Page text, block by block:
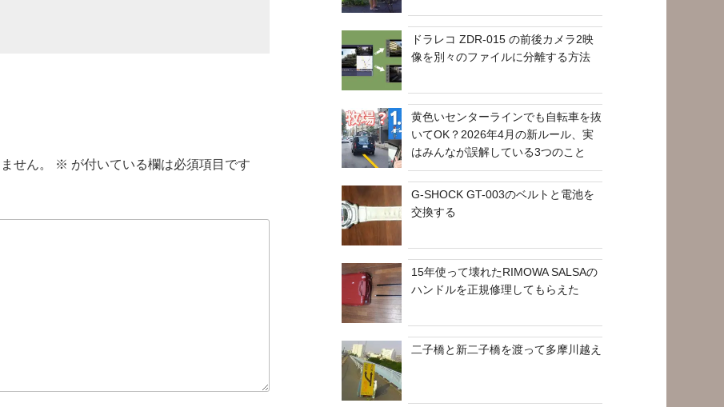
せん。 ※ が付いている欄は必須項目です
ドラレコ ZDR-015 の前後カメラ2映
像を別々のファイルに分離する方法
黄色いセンターラインでも自転車を抜
いてOK？2026年4月の新ルール、実
はみんなが誤解している3つのこと
G-SHOCK GT-003のベルトと電池を
交換する
15年使って壊れたRIMOWA SALSAの
ハンドルを正規修理してもらえた
二子橋と新二子橋を渡って多摩川越え